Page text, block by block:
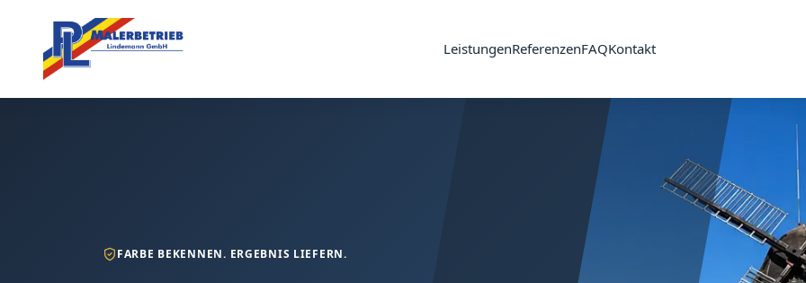
LeistungenReferenzenFAQKontakt
FARBE BEKENNEN. ERGEBNIS LIEFERN.